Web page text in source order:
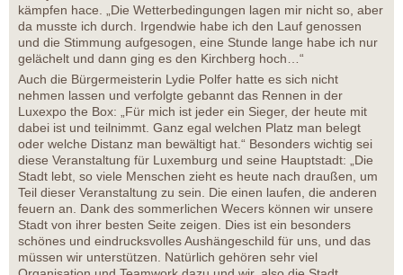
kämpfen hace. „Die Wetterbedingungen lagen mir nicht so, aber
da musste ich durch. Irgendwie habe ich den Lauf genossen
und die Stimmung aufgesogen, eine Stunde lange habe ich nur
gelächelt und dann ging es den Kirchberg hoch…“
Auch die Bürgermeisterin Lydie Polfer hatte es sich nicht
nehmen lassen und verfolgte gebannt das Rennen in der
Luxexpo the Box: „Für mich ist jeder ein Sieger, der heute mit
dabei ist und teilnimmt. Ganz egal welchen Platz man belegt
oder welche Distanz man bewältigt hat.“ Besonders wichtig sei
diese Veranstaltung für Luxemburg und seine Hauptstadt: „Die
Stadt lebt, so viele Menschen zieht es heute nach draußen, um
Teil dieser Veranstaltung zu sein. Die einen laufen, die anderen
feuern an. Dank des sommerlichen Wecers können wir unsere
Stadt von ihrer besten Seite zeigen. Dies ist ein besonders
schönes und eindrucksvolles Aushängeschild für uns, und das
müssen wir unterstützen. Natürlich gehören sehr viel